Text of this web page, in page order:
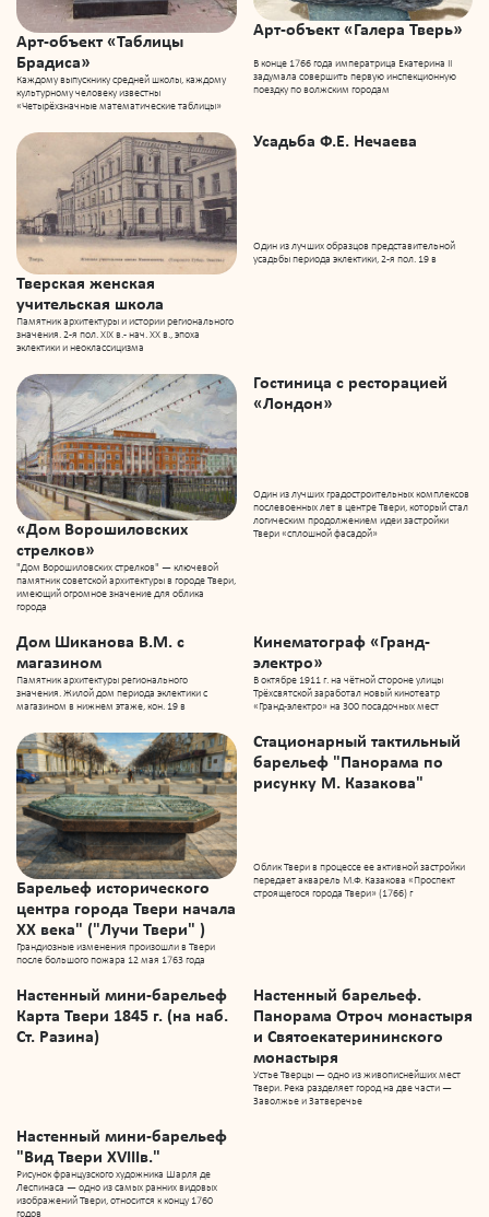
Арт-объект «Таблицы
Брадиса»
Каждому выпускнику средней школы, каждому
культурному человеку известны
«Четырёхзначные математические таблицы»
Арт-объект «Галера Тверь»
В конце 1766 года императрица Екатерина II
задумала совершить первую инспекционную
поездку по волжским городам
Тверская женская
учительская школа
Памятник архитектуры и истории регионального
значения. 2-я пол. XIX в. - нач. XX в., эпоха
эклектики и неоклассицизма
Усадьба Ф.Е. Нечаева
Один из лучших образцов представительной
усадьбы периода эклектики, 2-я пол. 19 в
«Дом Ворошиловских
стрелков»
"Дом Ворошиловских стрелков" — ключевой
памятник советской архитектуры в городе Твери,
имеющий огромное значение для облика
города
Гостиница с ресторацией
«Лондон»
Один из лучших градостроительных комплексов
послевоенных лет в центре Твери, который стал
логическим продолжением идеи застройки
Твери «сплошной фасадой»
Дом Шиканова В.М. с
магазином
Памятник архитектуры регионального
значения. Жилой дом периода эклектики с
магазином в нижнем этаже, кон. 19 в
Кинематограф «Гранд-
электро»
В октябре 1911 г. на чётной стороне улицы
Трёхсвятской заработал новый кинотеатр
«Гранд-электро» на 300 посадочных мест
Барельеф исторического
центра города Твери начала
XX века" ("Лучи Твери" )
Грандиозные изменения произошли в Твери
после большого пожара 12 мая 1763 года
Стационарный тактильный
барельеф "Панорама по
рисунку М. Казакова"
Облик Твери в процессе ее активной застройки
передает акварель М.Ф. Казакова «Проспект
строящегося города Твери» (1766) г
Настенный мини-барельеф
Карта Твери 1845 г. (на наб.
Ст. Разина)
Настенный барельеф.
Панорама Отроч монастыря
и Святоекатерининского
монастыря
Устье Тверцы — одно из живописнейших мест
Твери. Река разделяет город на две части —
Заволжье и Затверечье
Настенный мини-барельеф
"Вид Твери XVIIIв."
Рисунок французского художника Шарля де
Леспинаса — одно из самых ранних видовых
изображений Твери, относится к концу 1760